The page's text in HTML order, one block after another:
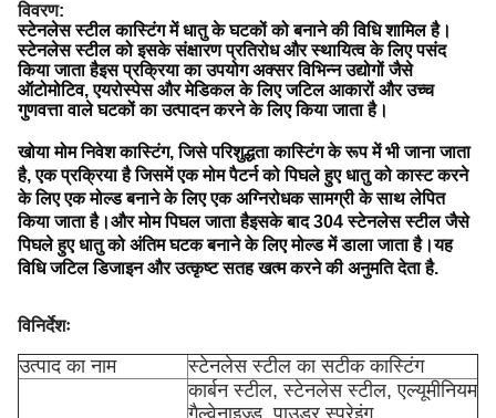
विवरण:
स्टेनलेस स्टील कास्टिंग में धातु के घटकों को बनाने की विधि शामिल है।
स्टेनलेस स्टील को इसके संक्षारण प्रतिरोध और स्थायित्व के लिए पसंद
किया जाता हैइस प्रक्रिया का उपयोग अक्सर विभिन्न उद्योगों जैसे
ऑटोमोटिव, एयरोस्पेस और मेडिकल के लिए जटिल आकारों और उच्च
गुणवत्ता वाले घटकों का उत्पादन करने के लिए किया जाता है।
खोया मोम निवेश कास्टिंग, जिसे परिशुद्धता कास्टिंग के रूप में भी जाना जाता
है, एक प्रक्रिया है जिसमें एक मोम पैटर्न को पिघले हुए धातु को कास्ट करने
के लिए एक मोल्ड बनाने के लिए एक अग्निरोधक सामग्री के साथ लेपित
किया जाता है।और मोम पिघल जाता हैइसके बाद 304 स्टेनलेस स्टील जैसे
पिघले हुए धातु को अंतिम घटक बनाने के लिए मोल्ड में डाला जाता है।यह
विधि जटिल डिजाइन और उत्कृष्ट सतह खत्म करने की अनुमति देता है.
विनिर्देशः
उत्पाद का नाम
स्टेनलेस स्टील का सटीक कास्टिंग
कार्बन स्टील, स्टेनलेस स्टील, एल्यूमीनियम
गैल्वेनाइज्ड, पाउडर स्प्रेइंग,